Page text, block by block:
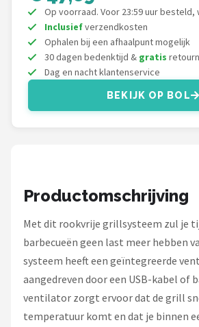
OFYR
Napoleon
Mustang
Kamado Joe
Alle merken →
Op voorraad. Voor 23:59 uur besteld,
Inclusiefverzendkosten
Ophalen bij een afhaalpunt mogelijk
30 dagen bedenktijd & gratis
Dag en nacht klantenservice
BEKIJK OP BOL
Productomschrijving
Met dit rookvrije grillsysteem zul je
barbecueën geen last meer hebben
systeem heeft een geïntegreerde
aangedreven door een USB-kabel of
ventilator zorgt ervoor dat de grill
temperatuur komt en dat je binnen